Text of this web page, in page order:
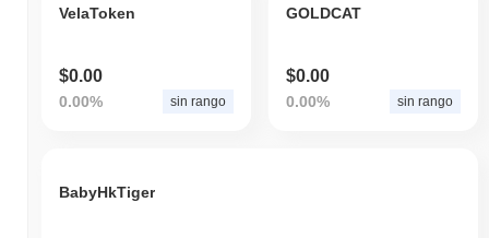
VelaToken
$0.00
0.00% sin rango
GOLDCAT
$0.00
0.00% sin rango
BabyHkTiger